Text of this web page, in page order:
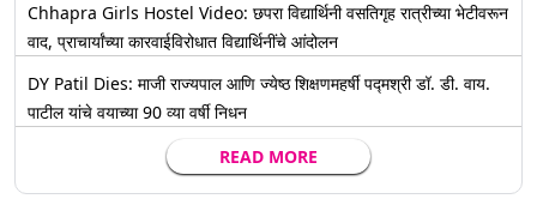
Chhapra Girls Hostel Video: छपरा विद्यार्थिनी वसतिगृह रात्रीच्या भेटीवरून
वाद, प्राचार्यांच्या कारवाईविरोधात विद्यार्थिनींचे आंदोलन
DY Patil Dies: माजी राज्यपाल आणि ज्येष्ठ शिक्षणमहर्षी पद्मश्री डॉ. डी. वाय.
पाटील यांचे वयाच्या 90 व्या वर्षी निधन
READ MORE